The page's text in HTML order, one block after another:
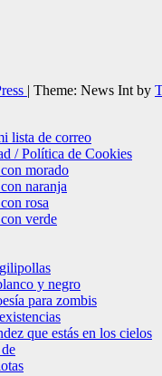
| Theme: News Int by
lista de correo
/ Política de Cookies
morado
naranja
rosa
verde
y negro
para zombis
que estás en los cielos